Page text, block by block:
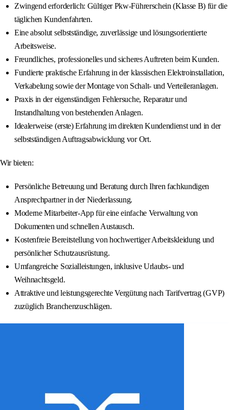
Zwingend erforderlich: Gültiger Pkw-Führerschein (Klasse B) für die
täglichen Kundenfahrten.
Eine absolut selbstständige, zuverlässige und lösungsorientierte
Arbeitsweise.
Freundliches, professionelles und sicheres Auftreten beim Kunden.
Fundierte praktische Erfahrung in der klassischen Elektroinstallation,
Verkabelung sowie der Montage von Schalt- und Verteileranlagen.
Praxis in der eigenständigen Fehlersuche, Reparatur und
Instandhaltung von bestehenden Anlagen.
Idealerweise (erste) Erfahrung im direkten Kundendienst und in der
selbstständigen Auftragsabwicklung vor Ort.
Wir bieten:
Persönliche Betreuung und Beratung durch Ihren fachkundigen
Ansprechpartner in der Niederlassung.
Moderne Mitarbeiter-App für eine einfache Verwaltung von
Dokumenten und schnellen Austausch.
Kostenfreie Bereitstellung von hochwertiger Arbeitskleidung und
persönlicher Schutzausrüstung.
Umfangreiche Sozialleistungen, inklusive Urlaubs- und
Weihnachtsgeld.
Attraktive und leistungsgerechte Vergütung nach Tarifvertrag (GVP)
zuzüglich Branchenzuschlägen.